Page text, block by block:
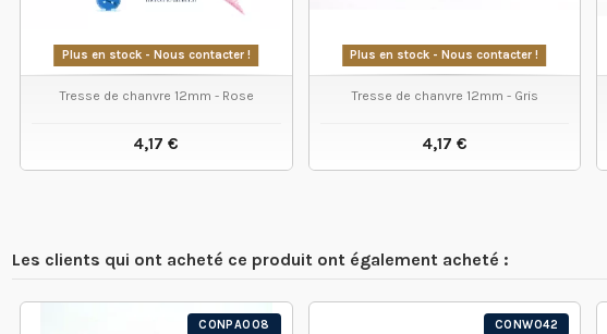
Plus en stock - Nous contacter !
Tresse de chanvre 12mm - Rose
4,17 €
VOIR LE PRODUIT
Plus en stock - Nous contacter !
Tresse de chanvre 12mm - Gris
4,17 €
VOIR LE PRODUIT
Les clients qui ont acheté ce produit ont également acheté :
CONPA008 CONW042